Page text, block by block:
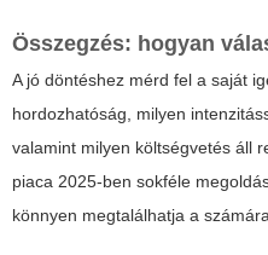
Összegzés: hogyan
A jó döntéshez mérd fel a saját
hordozhatóság, milyen
valamint milyen költségvetés áll
piaca 2025-ben sokféle
könnyen megtalálhatja a